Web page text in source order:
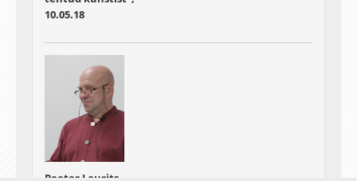
10.05.18
Peeter Laurits